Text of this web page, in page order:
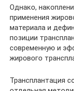
Однако,
применения
материала и
позиции
современную и
жирового
Трансплантация